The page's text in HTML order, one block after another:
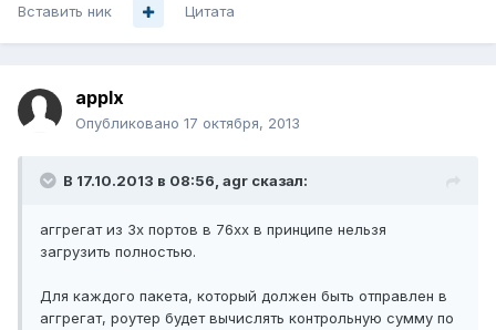
Вставить ник Цитата
applx
Опубликовано 17 октября, 2013
В 17.10.2013 в 08:56, agr сказал:
аггрегат из 3х портов в 76xx в принципе нельзя
загрузить полностью.
Для каждого пакета, который должен быть отправлен в
аггрегат, роутер будет вычислять контрольную сумму по